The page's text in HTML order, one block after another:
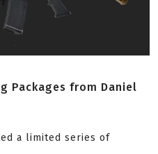
Packages from Daniel
a limited series of